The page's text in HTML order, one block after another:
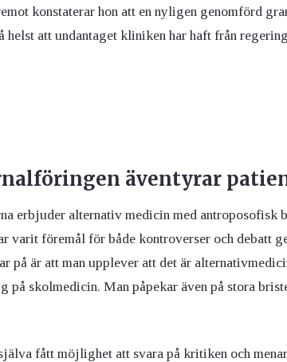
konstaterar hon att en nyligen genomförd
helst att undantaget kliniken har haft från
äventyrar
erbjuder alternativ medicin med antroposofisk
varit föremål för både kontroverser och debatt
på är att man upplever att det är
på skolmedicin. Man påpekar även på stora
fått möjlighet att svara på kritiken och